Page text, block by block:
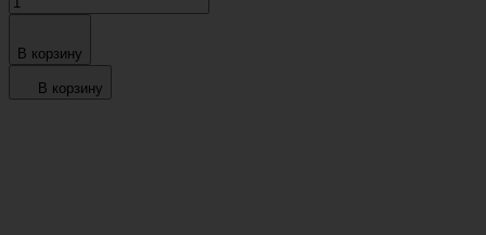
В корзину
В корзину